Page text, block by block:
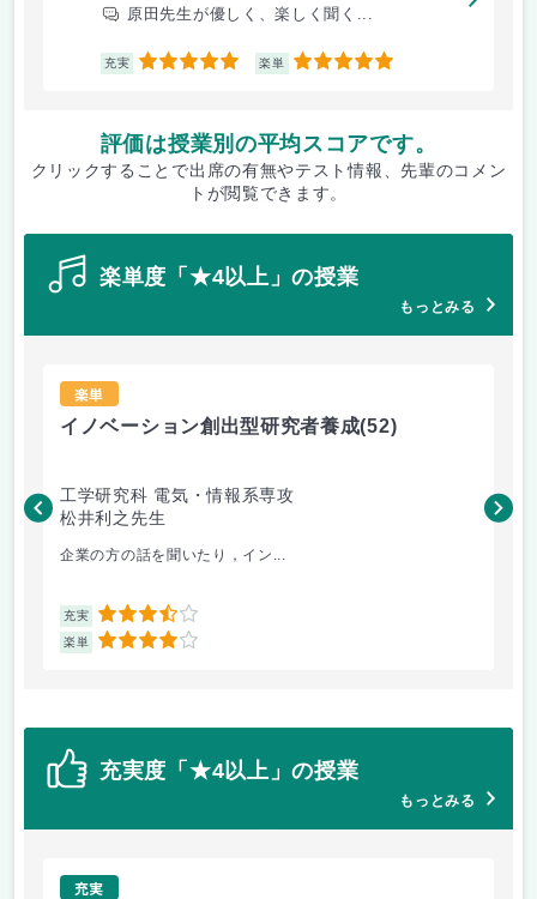
原田先生が優しく、楽しく聞く...
充実 5 楽単 5
評価は授業別の平均スコアです。
クリックすることで出席の有無やテスト情報、先輩のコメン
トが閲覧できます。
楽単度「★4以上」の授業
もっとみる
楽単
イノベーション創出型研究者養成(52)
工学研究科 電気・情報系専攻
松井利之先生
企業の方の話を聞いたり，イン...
充実 3.5
楽単 4
松
充実度「★4以上」の授業
もっとみる
充実